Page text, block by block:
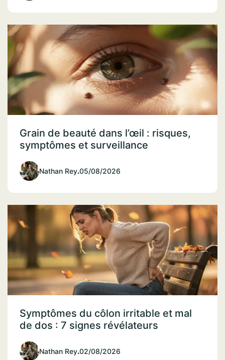
Grain de beauté dans l’œil : risques,
symptômes et surveillance
Nathan Rey.05/08/2026
Symptômes du côlon irritable et mal
de dos : 7 signes révélateurs
Nathan Rey.02/08/2026